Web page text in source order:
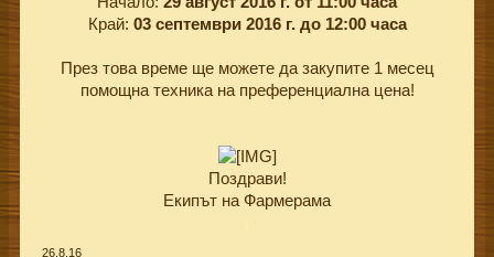
Край: 03 септември 2016 г. до 12:00 часа
През това време ще можете да закупите 1 месец
помощна техника на преференциална цена!
Поздрави!
Екипът на Фармерама
26.8.16